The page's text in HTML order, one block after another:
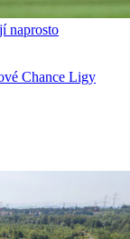
naprosto
Chance Ligy